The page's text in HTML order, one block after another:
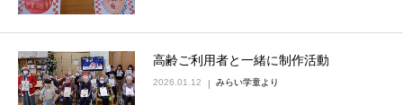
高齢ご利用者と一緒に制作活動
2026.01.12 みらい学童より